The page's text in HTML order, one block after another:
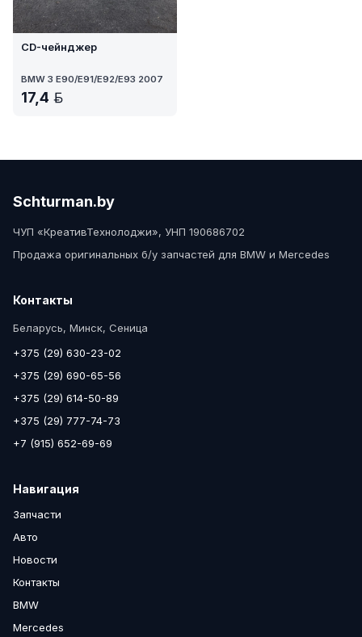
CD-чейнджер
BMW 3 E90/E91/E92/E93 2007
17,4
Schturman.by
ЧУП «КреативТехнолоджи», УНП 190686702
Продажа оригинальных б/у запчастей для BMW и Mercedes
Контакты
Беларусь, Минск, Сеница
+375 (29) 630-23-02
+375 (29) 690-65-56
+375 (29) 614-50-89
+375 (29) 777-74-73
+7 (915) 652-69-69
Навигация
Запчасти
Авто
Новости
Контакты
BMW
Mercedes